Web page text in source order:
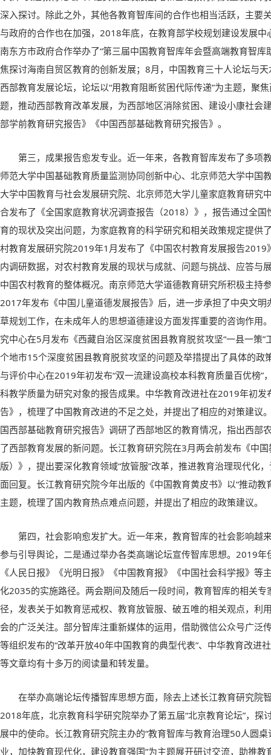
深入探讨。除此之外，其他各教育智库间的合作也相当活跃，主要
与政府的合作也在加强，2018年底，在教育部学校规划建设发展
南东方市政府合作举办了“第三届中国教育智库年会暨高端教育智库
焦探讨海南自贸区教育的创新发展；8月，中国教育三十人论坛与
西部教育发展论坛，论坛以“用教育阻断贫困代际传递”为主题，聚
题，推动西部教育改革发展，为西部地区消除贫困、建设小康社会
部学前教育研究报告》《中国西部基础教育研究报告》。
第三，成果报告愈发专业。近一年来，各教育智库发布了多项
师范大学中国基础教育质量监测协同创新中心、北京师范大学中国
大学中国教育与社会发展研究院、北京师范大学儿童家庭教育研究
合发布了《全国家庭教育状况调查报告（2018）》，报告通过全
育的现状及突出问题，为家庭教育的科学研究和相关政策规定提供
村教育发展研究院2019年1月发布了《中国农村教育发展报告2019
内调研数据，对农村教育发展的现状与成就、问题与挑战、应答与
中国农村教育的整体概况。南京师范大学道德教育研究所积极主持
2017年发布《中国儿童道德发展报告》后，进一步承担了中央文
草规划工作，在未成年人的思想道德建设方面发挥重要的咨询作用
究中心在5月发布《西藏自治区深度贫困县教育脱贫攻坚“一县一策
个地市15个深度贫困县教育脱贫攻坚的问题及举措提出了具体的政
与评价中心在2019年初发布“双一流建设高校本科教育质量百优榜”
科教学质量为研究对象的报告成果。中华教育改进社在2019年初
告》，梳理了中国教育改进的不足之处，并提出了相应的对策建议
国西部基础教育研究报告》调研了西部地区的教育情况，指出西部
了西部教育发展的新问题。长江教育研究院在3月两会前发布《中
版）》，提出要深化教育领域“放管服”改革，推进教育治理现代化
面回复。长江教育研究院今年出版的《中国教育黄皮书》以“推动教
主题，梳理了国内教育热点难点问题，并提出了相应的政策建议。
第四，社会影响愈发扩大。近一年来，教育智库的社会影响越
参与引导舆论，二是通过举办各类高端论坛宣传智库思想。2019
《人民日报》《光明日报》《中国教育报》《中国社会科学报》等
化2035的实施路径。两会期间及随后一段时间，教育智库的相关
径，发表关于如教育惩戒权、教育放管服、破五唯的相关观点，利
会的广泛关注。部分智库注重新媒体的运用，借助微信公众号广泛
等组织发布的“改革开放40年中国教育的典型代表”、中华教育改进
等文章均有十多万的阅读量和转发量。
在举办高端论坛传播智库思想方面，除去上述长江教育研究院
2018年底，北京教育科学研究院举办了第五届“北京教育论坛”，探
展中的使命。长江教育研究院主办的“教育智库与教育治理50人圆桌
业，加快教育现代化，建设教育强国”为主题展开研讨交流，助推